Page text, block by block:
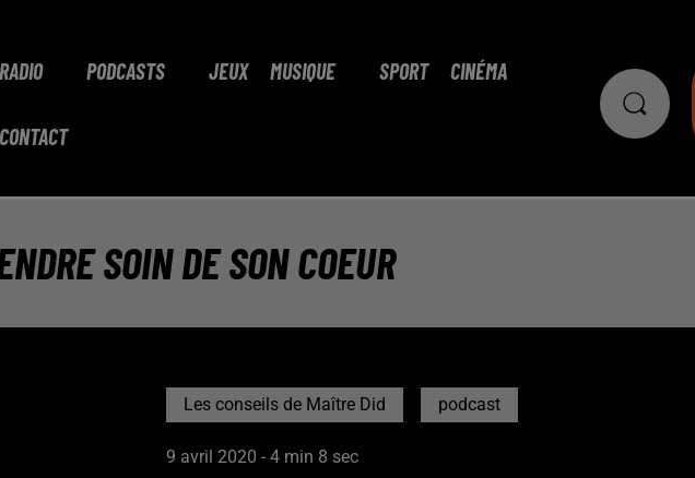
RADIO PODCASTS JEUX MUSIQUE SPORT CINÉMA
CONTACT
SOIN DE SON COEUR
Les conseils de Maître Did podcast
9 avril 2020 - 4 min 8 sec